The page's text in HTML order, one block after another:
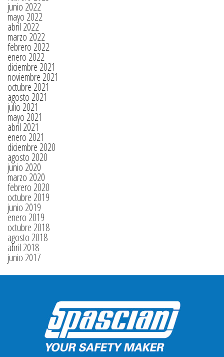
junio 2022
mayo 2022
abril 2022
marzo 2022
febrero 2022
enero 2022
diciembre 2021
noviembre 2021
octubre 2021
agosto 2021
julio 2021
mayo 2021
abril 2021
enero 2021
diciembre 2020
agosto 2020
junio 2020
marzo 2020
febrero 2020
octubre 2019
junio 2019
enero 2019
octubre 2018
agosto 2018
abril 2018
junio 2017